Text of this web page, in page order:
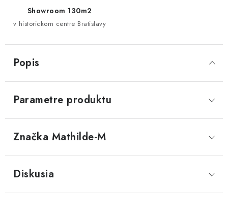
Showroom 130m2
v historickom centre Bratislavy
Popis
Parametre produktu
Značka Mathilde-M
Diskusia